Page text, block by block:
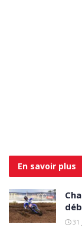
En savoir plus
31